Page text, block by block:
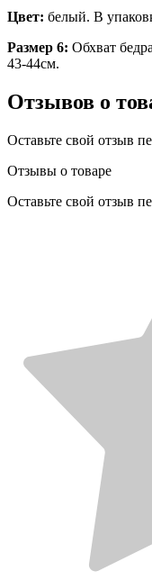
Цвет: белый. В
Размер 6: Обхват
43-44см.
Отзывов о
Оставьте свой отзыв
Отзывы о товаре
Оставьте свой отзыв